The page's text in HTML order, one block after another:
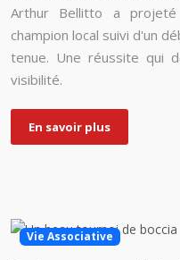
Arthur Bellitto a
champion local suivi d'un
tenue. Une réussite qui
visibilité.
En savoir plus
Vie Associative